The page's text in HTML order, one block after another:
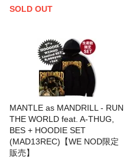
SOLD OUT
MANTLE as MANDRILL - RUN
THE WORLD feat. A-THUG,
BES + HOODIE SET
(MAD13REC)【WE NOD限定
販売】